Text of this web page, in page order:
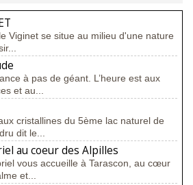
Viginet se situe au milieu d'une nature
à pas de géant. L’heure est aux
et au...
cristallines du 5ème lac naturel de
dit le...
au coeur des Alpilles
vous accueille à Tarascon, au cœur
et...